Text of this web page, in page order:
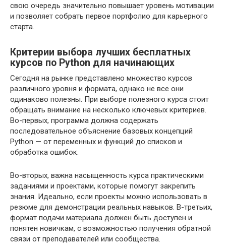
свою очередь значительно повышает уровень мотивации
и позволяет собрать первое портфолио для карьерного
старта.
Критерии выбора лучших бесплатных
курсов по Python для начинающих
Сегодня на рынке представлено множество курсов
различного уровня и формата, однако не все они
одинаково полезны. При выборе полезного курса стоит
обращать внимание на несколько ключевых критериев.
Во-первых, программа должна содержать
последовательное объяснение базовых концепций
Python — от переменных и функций до списков и
обработка ошибок.
Во-вторых, важна насыщенность курса практическими
заданиями и проектами, которые помогут закрепить
знания. Идеально, если проекты можно использовать в
резюме для демонстрации реальных навыков. В-третьих,
формат подачи материала должен быть доступен и
понятен новичкам, с возможностью получения обратной
связи от преподавателей или сообщества.